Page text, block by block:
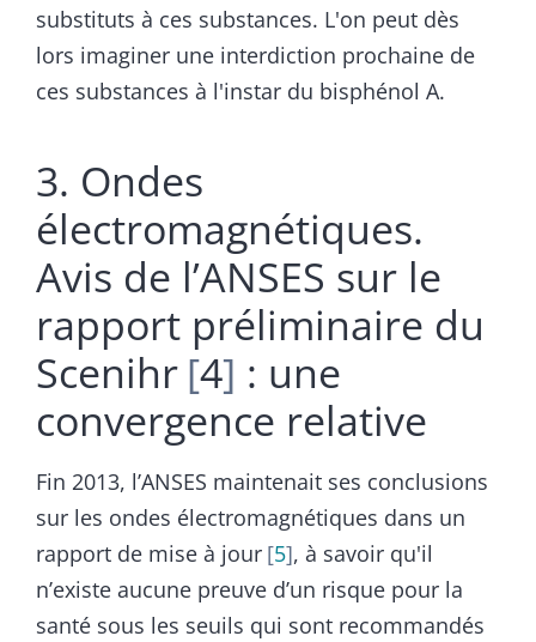
substituts à ces substances. L'on peut dès
lors imaginer une interdiction prochaine de
ces substances à l'instar du bisphénol A.
3. Ondes
électromagnétiques.
Avis de l’ANSES sur le
rapport préliminaire du
Scenihr 4 : une
convergence relative
Fin 2013, l’ANSES maintenait ses conclusions
sur les ondes électromagnétiques dans un
rapport de mise à jour 5 , à savoir qu'il
n’existe aucune preuve d’un risque pour la
santé sous les seuils qui sont recommandés